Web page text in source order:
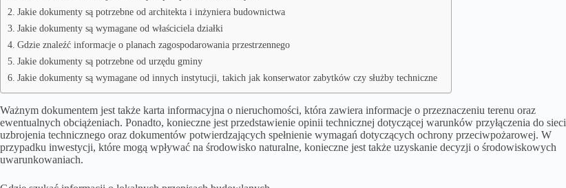
Jakie dokumenty są potrzebne od architekta i inżyniera budownictwa
Jakie dokumenty są wymagane od właściciela działki
Gdzie znaleźć informacje o planach zagospodarowania przestrzennego
Jakie dokumenty są potrzebne od urzędu gminy
Jakie dokumenty są wymagane od innych instytucji, takich jak konserwator zabytków czy służby techniczne
Ważnym dokumentem jest także karta informacyjna o nieruchomości, która zawiera informacje o przeznaczeniu terenu oraz
ewentualnych obciążeniach. Ponadto, konieczne jest przedstawienie opinii technicznej dotyczącej warunków przyłączenia do sieci
uzbrojenia technicznego oraz dokumentów potwierdzających spełnienie wymagań dotyczących ochrony przeciwpożarowej. W
przypadku inwestycji, które mogą wpływać na środowisko naturalne, konieczne jest także uzyskanie decyzji o środowiskowych
uwarunkowaniach.